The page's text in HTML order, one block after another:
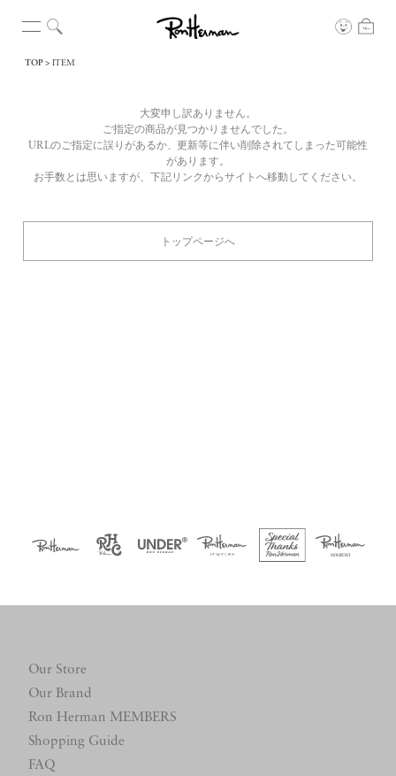
TOP ITEM
大変申し訳ありません。
ご指定の商品が見つかりませんでした。
URLのご指定に誤りがあるか、更新等に伴い削除されてしまった可能性
があります。
お手数とは思いますが、下記リンクからサイトへ移動してください。
トップページへ
Our Store
Our Brand
Ron Herman MEMBERS
Shopping Guide
FAQ